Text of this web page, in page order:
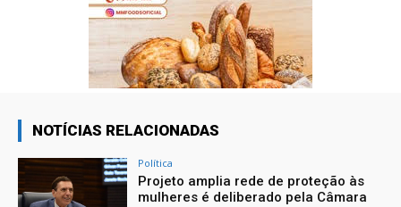
NOTÍCIAS RELACIONADAS
Política
Projeto amplia rede de proteção às
mulheres é deliberado pela Câmara